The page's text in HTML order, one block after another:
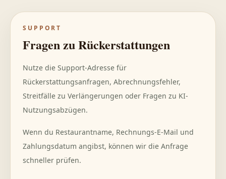
SUPPORT
Fragen zu Rückerstattungen
Nutze die Support-Adresse für
Rückerstattungsanfragen, Abrechnungsfehler,
Streitfälle zu Verlängerungen oder Fragen zu KI-
Nutzungsabzügen.
Wenn du Restaurantname, Rechnungs-E-Mail und
Zahlungsdatum angibst, können wir die Anfrage
schneller prüfen.